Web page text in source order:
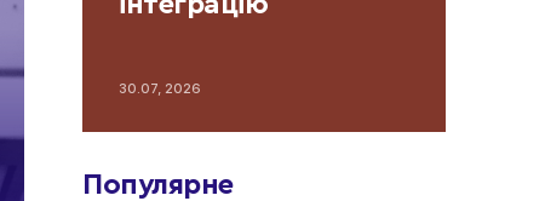
30.07, 2026
Популярне